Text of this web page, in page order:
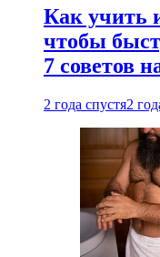
Как учить
чтобы
7 советов
2 года спустя2